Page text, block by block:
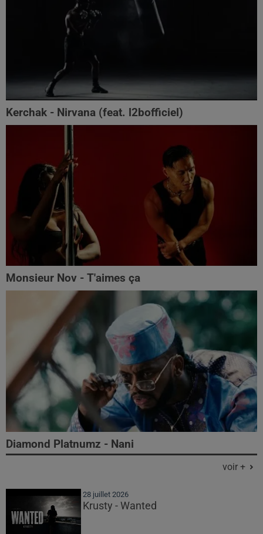
Kerchak - Nirvana (feat. ‪l2bofficiel‬)
Monsieur Nov - T'aimes ça
Diamond Platnumz - Nani
voir +
28 juillet 2026
Krusty - Wanted